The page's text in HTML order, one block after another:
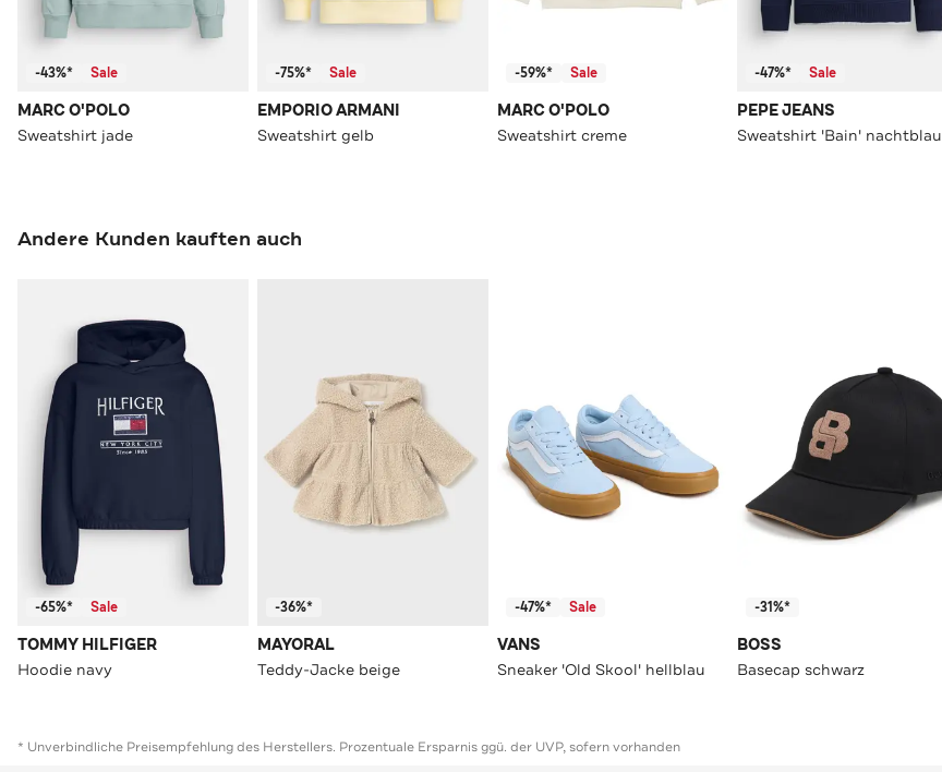
-43%* Sale
MARC O'POLO
Sweatshirt jade
-75%* Sale
EMPORIO ARMANI
Sweatshirt gelb
-59%* Sale
MARC O'POLO
Sweatshirt creme
-47%* Sale
PEPE JEANS
Sweatshirt 'Bain' nachtblau
Andere Kunden kauften auch
-65%* Sale
TOMMY HILFIGER
Hoodie navy
-36%*
MAYORAL
Teddy-Jacke beige
-47%* Sale
VANS
Sneaker 'Old Skool' hellblau
-31%*
BOSS
Basecap schwarz
* Unverbindliche Preisempfehlung des Herstellers. Prozentuale Ersparnis ggü. der UVP, sofern vorhanden